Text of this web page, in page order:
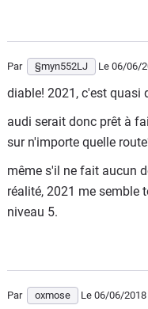
Par §myn552LJ Le 06/06/
diable! 2021, c'est quasi
audi serait donc prêt à
sur n'importe quelle
même s'il ne fait aucun
réalité, 2021 me semble
niveau 5.
Par oxmose Le 06/06/2018